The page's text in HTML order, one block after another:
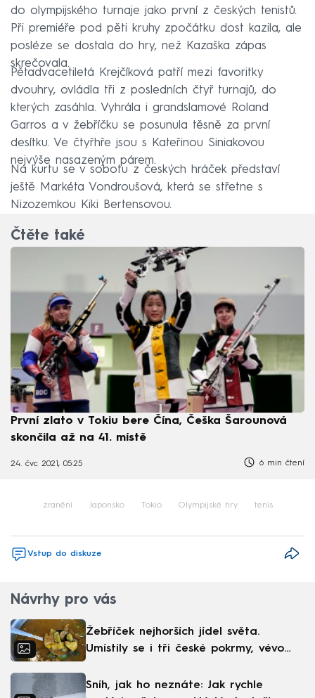
do olympijského turnaje jako první z českých tenistů.
Při premiéře pod pěti kruhy zpočátku dost kazila, ale
posléze se dostala do hry, než Kazaška zápas
skrečovala.
Pětadvacetiletá Krejčíková patří mezi favoritky
dvouhry, ovládla tři z posledních čtyř turnajů, do
kterých zasáhla. Vyhrála i grandslamové Roland
Garros a v žebříčku se posunula těsně za první
desítku. Ve čtyřhře jsou s Kateřinou Siniakovou
nejvýše nasazeným párem.
Na kurtu se v sobotu z českých hráček představí
ještě Markéta Vondroušová, která se střetne s
Nizozemkou Kiki Bertensovou.
Čtěte také
První zlato v Tokiu bere Čína, Češka Šarounová
skončila až na 41. místě
24. čvc 2021, 05:25 6 min čtení
zranění Japonsko Tokio Olympijské hry tenis
Vstup do diskuze
Návrhy pro vás
Žebříček nejhorších jídel světa.
Umístily se i tři české pokrmy, vévodí
Sníh, jak ho neznáte: Jak rychle